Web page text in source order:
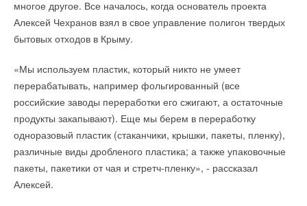
многое другое. Все началось, когда основатель проекта
Алексей Чехранов взял в свое управление полигон твердых
бытовых отходов в Крыму.
«Мы используем пластик, который никто не умеет
перерабатывать, например фольгированный (все
российские заводы переработки его сжигают, а остаточные
продукты закапывают). Еще мы берем в переработку
одноразовый пластик (стаканчики, крышки, пакеты, пленку),
различные виды дробленого пластика; а также упаковочные
пакеты, пакетики от чая и стретч-пленку», - рассказал
Алексей.
если на месте в удалённом районе электроэнергию неоткуда
больше взять, СЭС в сочетании с другими источниками
обеспечивает высокую надёжность энергоснабжения. СЭС
на Камчатке, в Читинской, Иркутской областях уже вполне
себя окупают.
— Вы заговорили об окупаемости. Какой срок окупаемости
стоит закладывать?
— В среднем, для России семь лет. Есть страны, где СЭС
можно окупить вообще за год-два. Это зависит от
государственной политики в каждом конкретном случае.